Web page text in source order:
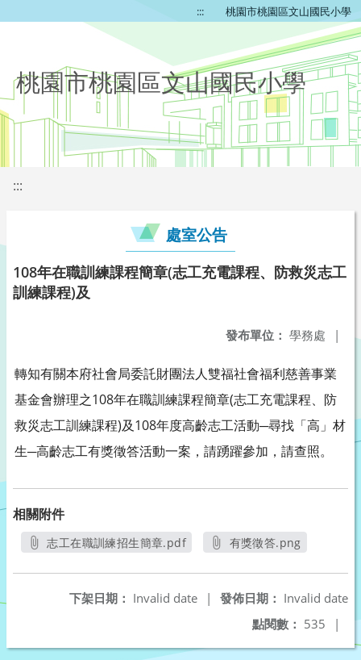
::: 桃園市桃園區文山國民小學
桃園市桃園區文山國民小學
:::
處室公告
108年在職訓練課程簡章(志工充電課程、防救災志工
訓練課程)及
發布單位： 學務處 |
轉知有關本府社會局委託財團法人雙福社會福利慈善事業
基金會辦理之108年在職訓練課程簡章(志工充電課程、防
救災志工訓練課程)及108年度高齡志工活動─尋找「高」材
生─高齡志工有獎徵答活動一案，請踴躍參加，請查照。
相關附件
志工在職訓練招生簡章.pdf
有獎徵答.png
發佈日期： Invalid date
下架日期： Invalid date
|
點閱數： 535 |